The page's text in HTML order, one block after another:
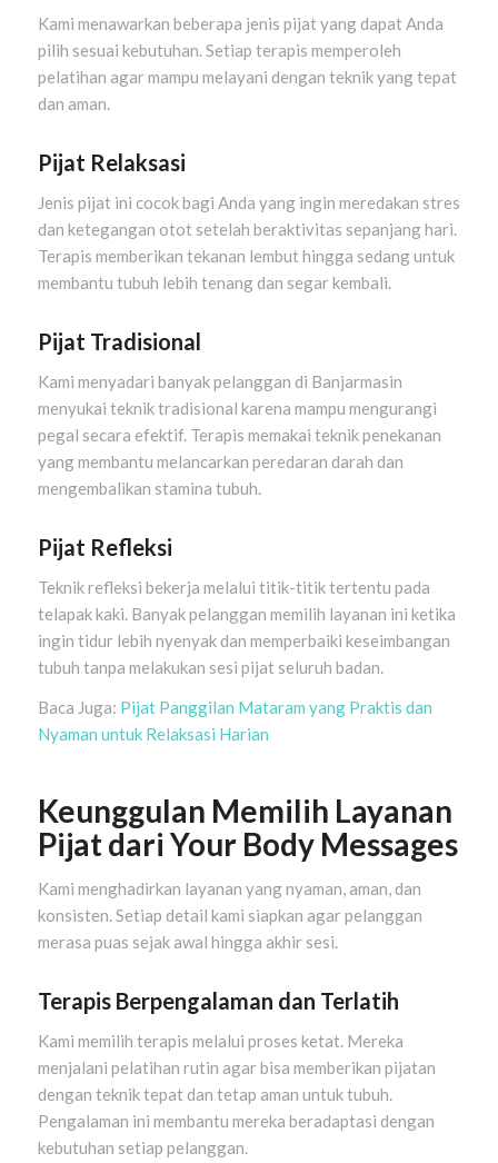
Kami menawarkan beberapa jenis pijat yang dapat Anda
pilih sesuai kebutuhan. Setiap terapis memperoleh
pelatihan agar mampu melayani dengan teknik yang tepat
dan aman.
Pijat Relaksasi
Jenis pijat ini cocok bagi Anda yang ingin meredakan stres
dan ketegangan otot setelah beraktivitas sepanjang hari.
Terapis memberikan tekanan lembut hingga sedang untuk
membantu tubuh lebih tenang dan segar kembali.
Pijat Tradisional
Kami menyadari banyak pelanggan di Banjarmasin
menyukai teknik tradisional karena mampu mengurangi
pegal secara efektif. Terapis memakai teknik penekanan
yang membantu melancarkan peredaran darah dan
mengembalikan stamina tubuh.
Pijat Refleksi
Teknik refleksi bekerja melalui titik-titik tertentu pada
telapak kaki. Banyak pelanggan memilih layanan ini ketika
ingin tidur lebih nyenyak dan memperbaiki keseimbangan
tubuh tanpa melakukan sesi pijat seluruh badan.
Baca Juga: Pijat Panggilan Mataram yang Praktis dan
Nyaman untuk Relaksasi Harian
Keunggulan Memilih Layanan
Pijat dari Your Body Messages
Kami menghadirkan layanan yang nyaman, aman, dan
konsisten. Setiap detail kami siapkan agar pelanggan
merasa puas sejak awal hingga akhir sesi.
Terapis Berpengalaman dan Terlatih
Kami memilih terapis melalui proses ketat. Mereka
menjalani pelatihan rutin agar bisa memberikan pijatan
dengan teknik tepat dan tetap aman untuk tubuh.
Pengalaman ini membantu mereka beradaptasi dengan
kebutuhan setiap pelanggan.